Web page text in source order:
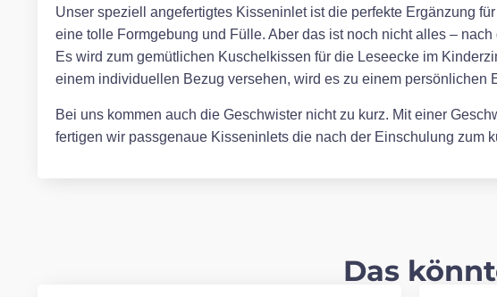
Unser speziell angefertigtes Kisseninlet ist die perfekte Ergänzung
eine tolle Formgebung und Fülle. Aber das ist noch nicht alles –
Es wird zum gemütlichen Kuschelkissen für die Leseecke im
einem individuellen Bezug versehen, wird es zu einem persönlichen
Bei uns kommen auch die Geschwister nicht zu kurz. Mit einer
fertigen wir passgenaue Kisseninlets die nach der Einschulung zum
Das